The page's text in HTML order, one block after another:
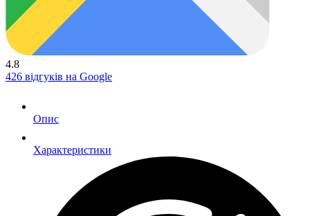
4.8
426 відгуків на Google
Опис
Характеристики